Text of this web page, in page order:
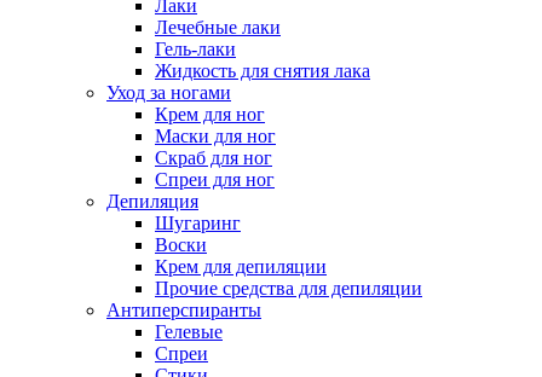
Лаки
Лечебные лаки
Гель-лаки
Жидкость для снятия лака
Уход за ногами
Крем для ног
Маски для ног
Скраб для ног
Спреи для ног
Депиляция
Шугаринг
Воски
Крем для депиляции
Прочие средства для депиляции
Антиперспиранты
Гелевые
Спреи